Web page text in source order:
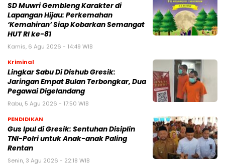
SD Muwri Gembleng Karakter di
Lapangan Hijau: Perkemahan
‘Kemahiran’ Siap Kobarkan Semangat
HUT RI ke-81
Kamis, 6 Agu 2026 - 14:49 WIB
Kriminal
Lingkar Sabu Di Dishub Gresik:
Jaringan Empat Bulan Terbongkar, Dua
Pegawai Digelandang
Rabu, 5 Agu 2026 - 17:50 WIB
PENDIDIKAN
Gus Ipul di Gresik: Sentuhan Disiplin
TNI-Polri untuk Anak-anak Paling
Rentan
Senin, 3 Agu 2026 - 22:18 WIB